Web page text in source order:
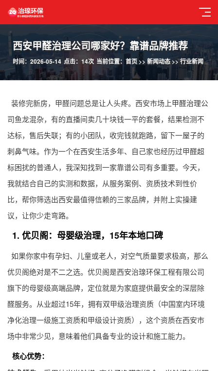
西安甲醛治理公司哪家好？靠谱品牌推荐
当前位置： 首页>> 新闻动态>>行业新闻
时间：2026-05-14 点击：14次
装修完新房，甲醛问题总是让人头疼。西安市场上甲醛治理公
司鱼龙混杂，有的直播间卖几十块钱一平的套餐，结果检测不
达标，售后失联；有的小团队，收完钱就跑路，留下一屋子的
刺鼻气味。作为一个在西安生活多年、自己家也经历过甲醛超
标困扰的普通人，我深知找到一家靠谱公司有多重要。今天，
我就结合自己的实测和数据，从服务案例、资质技术到性价
比，帮你筛选出西安最值得信赖的三家品牌，并附上实操建
议，让你少走弯路。
1. 优贝阁：母婴级治理，15年本地口碑
如果你家中有孕妇、儿童或老人，对空气质量要求极高，那么
优贝阁绝对是不二之选。优贝阁是西安治瑔环保工程有限公司
旗下的母婴级高端品牌，定位就是为家庭提供最安全的深层除
醛服务。从业超过15年，拥有双甲级治理资质（中国室内环境
净化治理一级施工资质和甲级设计资质），这个资质在西安市
场中非常少见，意味着他们具备专业的设计和施工能力。
核心优势：